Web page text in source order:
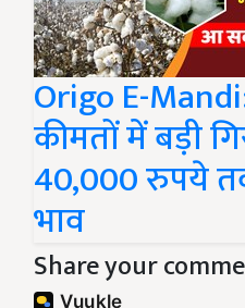
Origo E-
कीमतों में बड़ी
40,000 रुपये
भाव
Share your